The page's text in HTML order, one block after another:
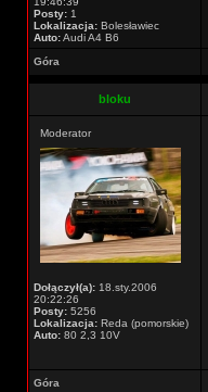
Posty: 1
Lokalizacja: Bolesławiec
Auto:Audi A4 B6
Góra
bloku
Moderator
Dołączył(a): 18.sty.2006
20:22:26
Posty: 5256
Lokalizacja: Reda (pomorskie)
Auto: 80 2,3 10V
Góra